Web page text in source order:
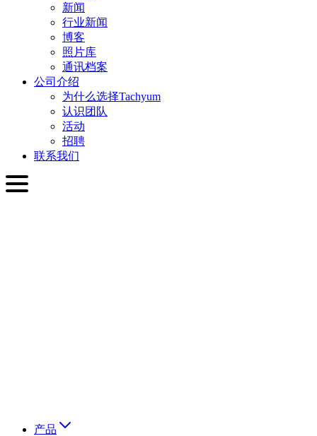
新闻
行业新闻
博客
照片库
通讯档案
公司介绍
为什么选择Tachyum
认识团队
活动
招聘
联系我们
产品